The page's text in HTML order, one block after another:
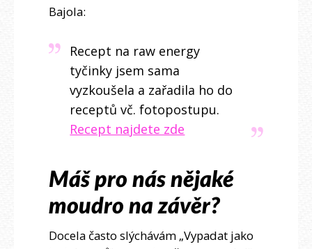
Bajola:
Recept na raw energy
tyčinky jsem sama
vyzkoušela a zařadila ho do
receptů vč. fotopostupu.
Recept najdete zde
Máš pro nás nějaké
moudro na závěr?
Docela často slýchávám „Vypadat jako